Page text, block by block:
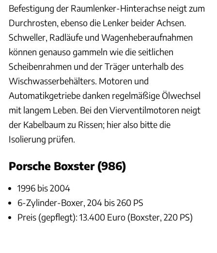
Befestigung der Raumlenker-Hinterachse neigt zum
Durchrosten, ebenso die Lenker beider Achsen.
Schweller, Radläufe und Wagenheberaufnahmen
können genauso gammeln wie die seitlichen
Scheibenrahmen und der Träger unterhalb des
Wischwasserbehälters. Motoren und
Automatikgetriebe danken regelmäßige Ölwechsel
mit langem Leben. Bei den Vierventilmotoren neigt
der Kabelbaum zu Rissen; hier also bitte die
Isolierung prüfen.
Porsche Boxster (986)
1996 bis 2004
6-Zylinder-Boxer, 204 bis 260 PS
Preis (gepflegt): 13.400 Euro (Boxster, 220 PS)